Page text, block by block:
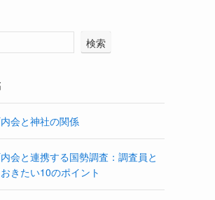
検索
会と神社の関係
会と連携する国勢調査：調査員と
きたい10のポイント